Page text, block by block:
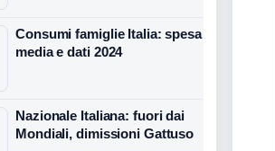
Consumi famiglie Italia: spesa
media e dati 2024
Nazionale Italiana: fuori dai
Mondiali, dimissioni Gattuso